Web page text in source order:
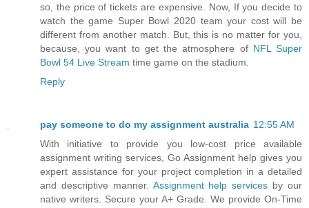
so, the price of tickets are expensive. Now, If you decide to
watch the game Super Bowl 2020 team your cost will be
different from another match. But, this is no matter for you,
because, you want to get the atmosphere of NFL Super
Bowl 54 Live Stream time game on the stadium.
Reply
pay someone to do my assignment australia 12:55 AM
With initiative to provide you low-cost price available
assignment writing services, Go Assignment help gives you
expert assistance for your project completion in a detailed
and descriptive manner. Assignment help services by our
native writers. Secure your A+ Grade. We provide On-Time